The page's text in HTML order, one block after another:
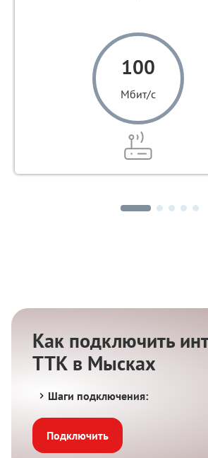
100
Мбит/с
Как подключить
ТТК в Мысках
Шаги подключения:
Подключить